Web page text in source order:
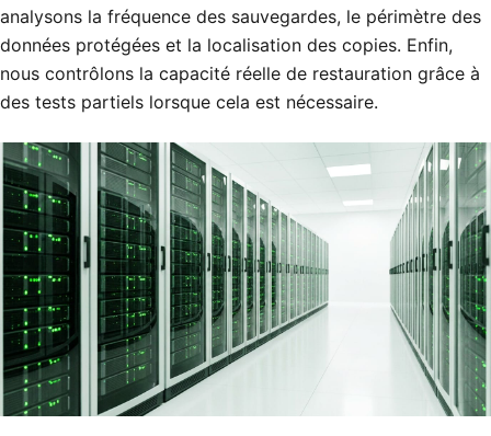
analysons la fréquence des sauvegardes, le périmètre des
données protégées et la localisation des copies. Enfin,
nous contrôlons la capacité réelle de restauration grâce à
des tests partiels lorsque cela est nécessaire.